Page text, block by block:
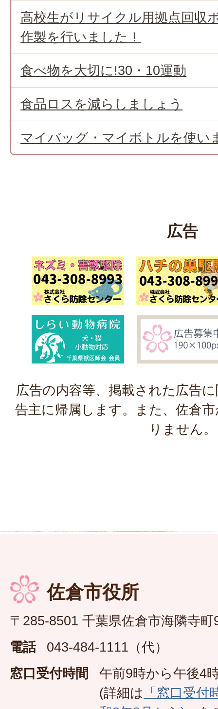
高校生がリサイクル用拠点回収
作製を行いました！
食べ物を大切に!30・10運動
食品ロスを減らしましょう
マイバッグ・マイボトルを使い
広告
広告の内容等、掲載された広告
告主に帰属します。また、佐倉
りません。
佐倉市役所
〒285-8501 千葉県佐倉市海隣寺町
電話
043-484-1111（代）
窓口受付時間
午前9時から午後4
(詳細は 「窓口受